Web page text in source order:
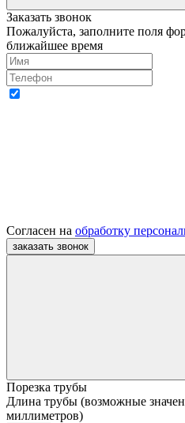
Заказать звонок
Пожалуйста, заполните поля
ближайшее время
Согласен на обработку
Порезка трубы
Длина трубы (возможные
миллиметров)